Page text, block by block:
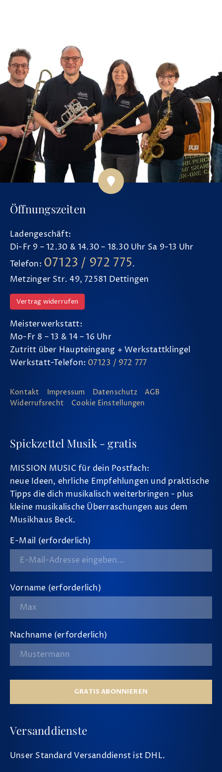
Öffnungszeiten
Ladengeschäft:
Di-Fr 9 – 12.30 & 14.30 – 18.30 Uhr Sa 9-13 Uhr
Telefon: 07123 / 972 775.
Metzinger Str. 49, 72581 Dettingen
Vertrag widerrufen
Meisterwerkstatt:
Mo-Fr 8 – 13 & 14 – 16 Uhr
Zutritt über Haupteingang + Werkstattklingel
Werkstatt-Telefon: 07123 / 972 777
Kontakt Impressum Datenschutz
AGB
Widerrufsrecht
Cookie Einstellungen
Spickzettel Musik - gratis
MISSION MUSIC für dein Postfach:
neue Ideen, ehrliche Empfehlungen und praktische
Tipps die dich musikalisch weiterbringen - plus
kleine musikalische Überraschungen aus dem
Musikhaus Beck.
E-Mail (erforderlich)
Vorname (erforderlich)
Nachname (erforderlich)
GRATIS ABONNIEREN
Versanddienste
Unser Standard Versanddienst ist DHL.